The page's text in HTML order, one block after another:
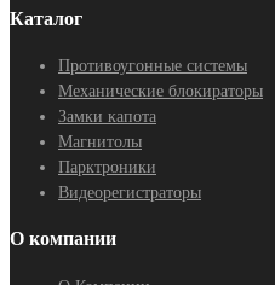
Каталог
Противоугонные системы
Механические блокираторы
Замки капота
Магнитолы
Парктроники
Видеорегистраторы
О компании